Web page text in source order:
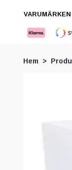
VARUMÄRKEN
Hem